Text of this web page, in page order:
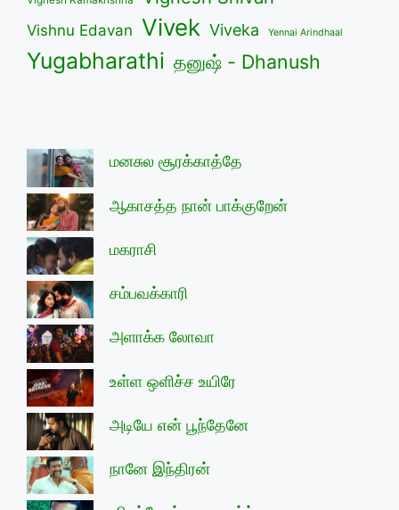
Vishnu Edavan Vivek Viveka Yennai Arindhaal
Yugabharathi தனுஷ் - Dhanush
மனசுல சூரக்காத்தே
ஆகாசத்த நான் பாக்குறேன்
மகராசி
சம்பவக்காரி
அளாக்க லோவா
உள்ள ஒளிச்ச உயிரே
அடியே என் பூந்தேனே
நானே இந்திரன்